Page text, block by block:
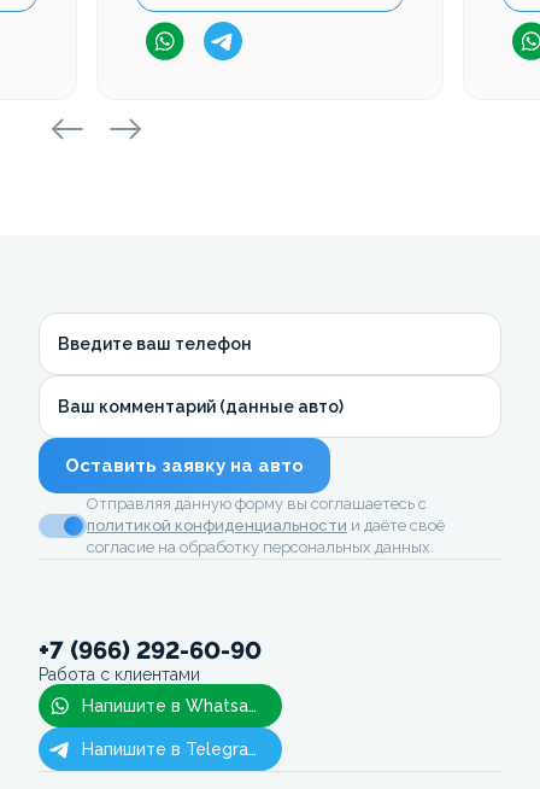
Введите ваш телефон
Ваш комментарий (данные авто)
Оставить заявку на авто
Отправляя данную форму вы соглашаетесь с
политикой конфиденциальности и даёте своё
согласие на обработку персональных данных.
+7 (966) 292-60-90
Работа с клиентами
Напишите в Whatsapp
Напишите в Telegram